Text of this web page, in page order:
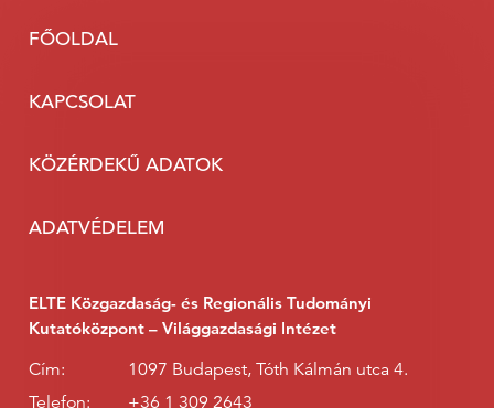
FŐOLDAL
KAPCSOLAT
KÖZÉRDEKŰ ADATOK
ADATVÉDELEM
ELTE Közgazdaság- és Regionális Tudományi
Kutatóközpont – Világgazdasági Intézet
Cím:
1097 Budapest, Tóth Kálmán utca 4.
Telefon:
+36 1 309 2643